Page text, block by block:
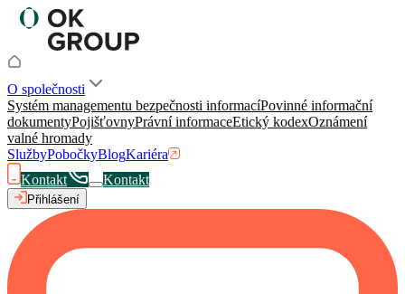
O společnosti
Systém managementu bezpečnosti informacíPovinné informační
dokumentyPojišťovnyPrávní informaceEtický kodexOznámení
valné hromady
SlužbyPobočkyBlogKariéra
Kontakt
Kontakt
Přihlášení